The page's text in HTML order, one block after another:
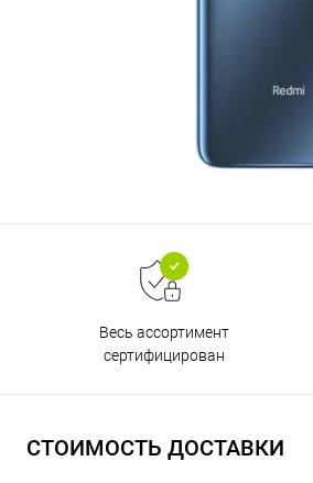
Весь ассортимент
сертифицирован
СТОИМОСТЬ ДОСТАВКИ